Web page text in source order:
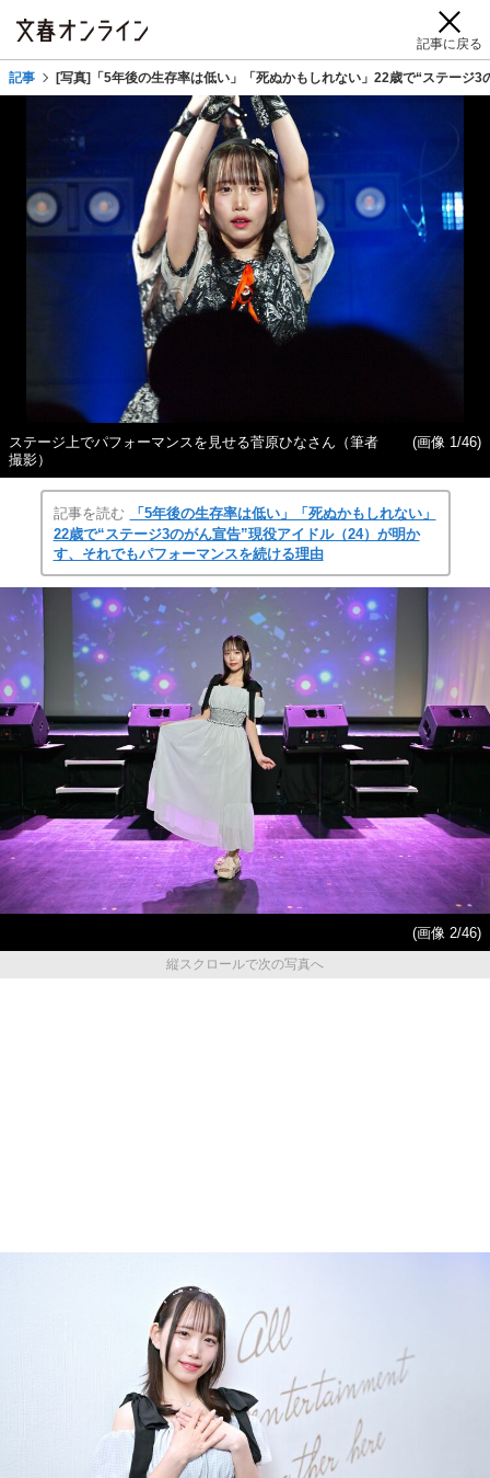
記事に戻る
記事 [写真]「5年後の生存率は低い」「死ぬかもしれない」22歳で“ステージ
ステージ上でパフォーマンスを見せる菅原ひなさん（筆者
撮影）
(画像 1/46)
記事を読む
「5年後の生存率は低い」「死ぬかもしれない」
22歳で“ステージ3のがん宣告”現役アイドル（24）が明か
す、それでもパフォーマンスを続ける理由
(画像 2/46)
縦スクロールで次の写真へ